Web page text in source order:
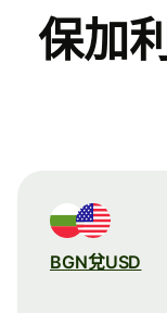
保加
BGN兌USD